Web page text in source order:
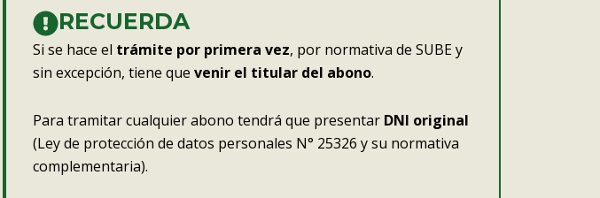
RECUERDA
Si se hace el trámite por primera vez, por normativa de SUBE y
sin excepción, tiene que venir el titular del abono.
Para tramitar cualquier abono tendrá que presentar DNI original
(Ley de protección de datos personales N° 25326 y su normativa
complementaria).